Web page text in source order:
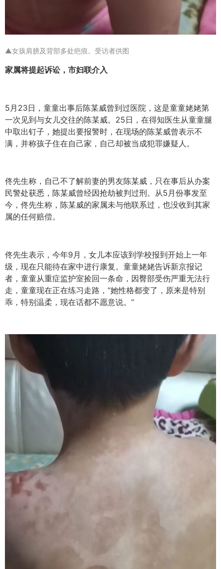
▲女孩肩膀及背部多处疤痕。受访者供图
家属将提起诉讼，市妇联介入
5月23日，童童出事后陈某威曾到过医院，这是童童姥姥第
一次见到与女儿交往的陈某威。25日，在得知医生从童童腿
中取出钉子，她提出要报警时，在现场的陈某威曾表示不
满，并称孩子住在自己家，自己却被当成犯罪嫌疑人。
佟先生称，自己不了解前妻的男友陈某威，只在事后从办案
民警处获悉，陈某威曾经因抢劫被判过刑。从5月份事发至
今，佟先生称，陈某威的家属未与他联系过，也没收到其家
属的任何赔偿。
佟先生表示，今年9月，女儿本应该到学校报到开始上一年
级，现在只能待在家中进行康复。童童姥姥告诉新京报记
者，童童从重症监护室捡回一条命，因臀部受伤严重无法行
走，童童现在正在练习走路，“她性格都变了，原来是特别
乖，特别温柔，现在话都不愿意说。”